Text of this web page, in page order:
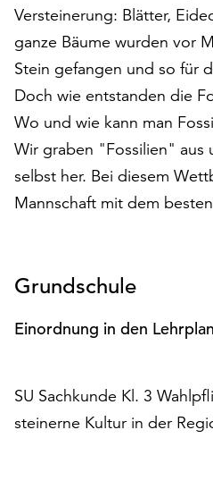
Klicken
Sie
auf
„Alle
akzeptieren“,
um
alle
Cookies
zu
akzeptieren.
Einverständnis
ändern
Dafür
steht
Ihnen
Versteinerung: Blätter,
ganze Bäume wurden vor
Stein gefangen und so für
Doch wie entstanden die
Wo und wie kann man
Wir graben "Fossilien" aus
selbst her. Bei diesem
Mannschaft mit dem
Grundschule
Einordnung in den Lehrplan
SU Sachkunde Kl. 3
steinerne Kultur in der